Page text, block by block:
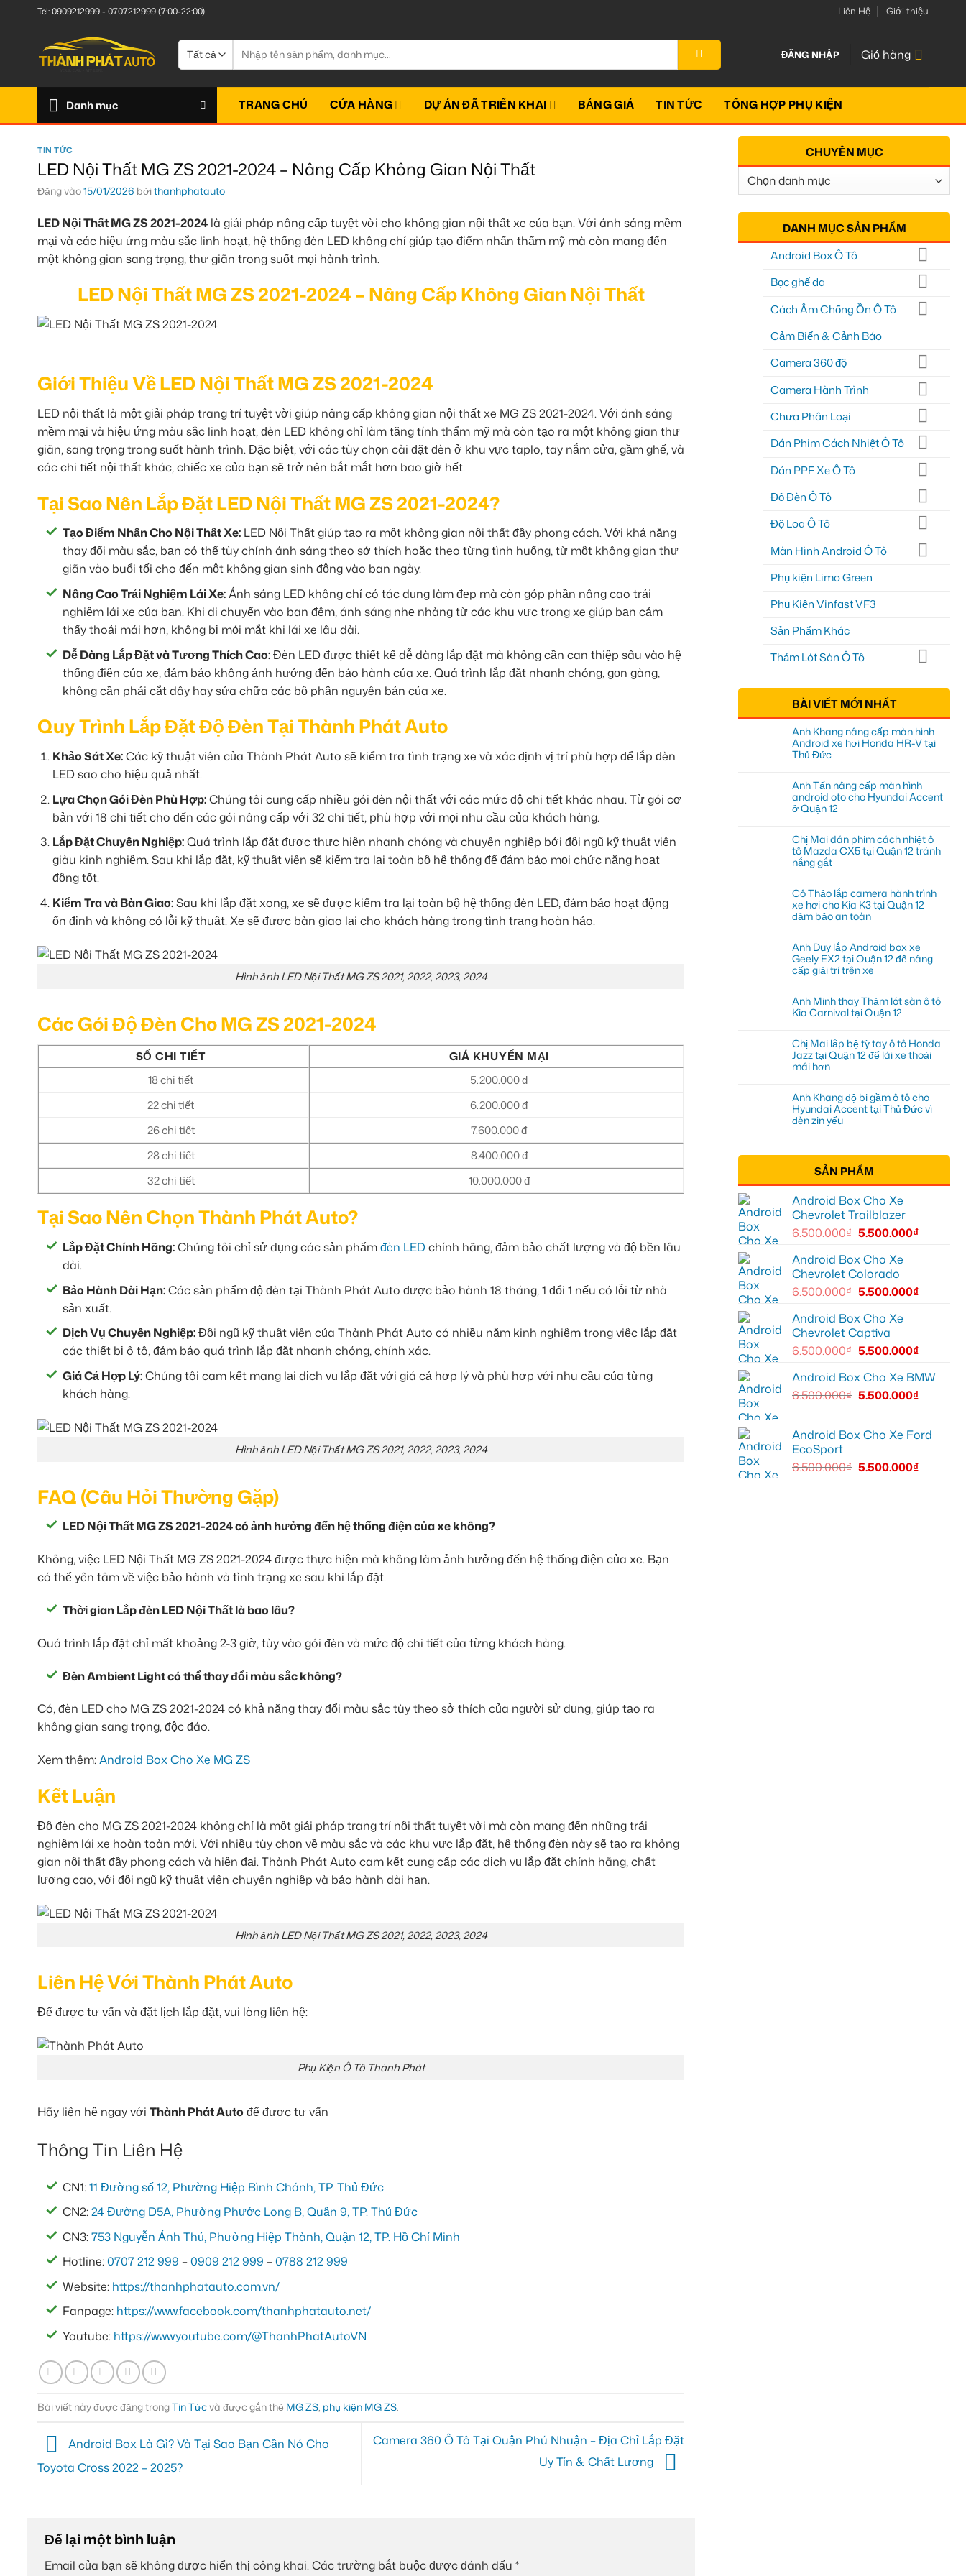
Tel:0909212999- 0707212999(7:00-22:00) Liên Hệ Giới thiệu
kiếm:
ĐĂNG NHẬP Giỏ hàng
Danh mục TRANG CHỦ CỬA HÀNG DỰ ÁN ĐÃ TRIỂN KHAI BẢNG GIÁ TIN TỨC TỔNG HỢP PHỤ KIỆN
TIN TỨC
LED Nội Thất MG ZS 2021-2024 – Nâng Cấp Không Gian Nội Thất
Đăng vào15/01/2026 bởithanhphatauto
LED Nội Thất MG ZS 2021-2024 là giải pháp nâng cấp tuyệt vời cho không gian nội thất xe của bạn. Với ánh sáng mềm
mại và các hiệu ứng màu sắc linh hoạt, hệ thống đèn LED không chỉ giúp tạo điểm nhấn thẩm mỹ mà còn mang đến
một không gian sang trọng, thư giãn trong suốt mọi hành trình.
LED Nội Thất MG ZS 2021-2024 – Nâng Cấp Không Gian Nội Thất
Giới Thiệu Về LED Nội Thất MG ZS 2021-2024
LED nội thất là một giải pháp trang trí tuyệt vời giúp nâng cấp không gian nội thất xe MG ZS 2021-2024. Với ánh sáng
mềm mại và hiệu ứng màu sắc linh hoạt, đèn LED không chỉ làm tăng tính thẩm mỹ mà còn tạo ra một không gian thư
giãn, sang trọng trong suốt hành trình. Đặc biệt, với các tùy chọn cài đặt đèn ở khu vực taplo, tay nắm cửa, gầm ghế, và
các chi tiết nội thất khác, chiếc xe của bạn sẽ trở nên bắt mắt hơn bao giờ hết.
Tại Sao Nên Lắp Đặt LED Nội Thất MG ZS 2021-2024?
Tạo Điểm Nhấn Cho Nội Thất Xe: LED Nội Thất giúp tạo ra một không gian nội thất đầy phong cách. Với khả năng
thay đổi màu sắc, bạn có thể tùy chỉnh ánh sáng theo sở thích hoặc theo từng tình huống, từ một không gian thư
giãn vào buổi tối cho đến một không gian sinh động vào ban ngày.
Nâng Cao Trải Nghiệm Lái Xe:Ánh sáng LED không chỉ có tác dụng làm đẹp mà còn góp phần nâng cao trải
nghiệm lái xe của bạn. Khi di chuyển vào ban đêm, ánh sáng nhẹ nhàng từ các khu vực trong xe giúp bạn cảm
thấy thoải mái hơn, không bị mỏi mắt khi lái xe lâu dài.
Dễ Dàng Lắp Đặt và Tương Thích Cao:Đèn LED được thiết kế dễ dàng lắp đặt mà không cần can thiệp sâu vào hệ
thống điện của xe, đảm bảo không ảnh hưởng đến bảo hành của xe. Quá trình lắp đặt nhanh chóng, gọn gàng,
không cần phải cắt dây hay sửa chữa các bộ phận nguyên bản của xe.
Quy Trình Lắp Đặt Độ Đèn Tại Thành Phát Auto
Khảo Sát Xe:Các kỹ thuật viên của Thành Phát Auto sẽ kiểm tra tình trạng xe và xác định vị trí phù hợp để lắp đèn
LED sao cho hiệu quả nhất.
Lựa Chọn Gói Đèn Phù Hợp:Chúng tôi cung cấp nhiều gói đèn nội thất với các mức độ chi tiết khác nhau. Từ gói cơ
bản với 18 chi tiết cho đến các gói nâng cấp với 32 chi tiết, phù hợp với mọi nhu cầu của khách hàng.
Lắp Đặt Chuyên Nghiệp:Quá trình lắp đặt được thực hiện nhanh chóng và chuyên nghiệp bởi đội ngũ kỹ thuật viên
giàu kinh nghiệm. Sau khi lắp đặt, kỹ thuật viên sẽ kiểm tra lại toàn bộ hệ thống để đảm bảo mọi chức năng hoạt
động tốt.
Kiểm Tra và Bàn Giao:Sau khi lắp đặt xong, xe sẽ được kiểm tra lại toàn bộ hệ thống đèn LED, đảm bảo hoạt động
ổn định và không có lỗi kỹ thuật. Xe sẽ được bàn giao lại cho khách hàng trong tình trạng hoàn hảo.
Hình ảnh LED Nội Thất MG ZS 2021, 2022, 2023, 2024
Các Gói Độ Đèn Cho MG ZS 2021-2024
SỐ CHI TIẾT
GIÁ KHUYẾN MẠI
18 chi tiết
5.200.000 đ
22 chi tiết
6.200.000 đ
26 chi tiết
7.600.000 đ
28 chi tiết
8.400.000 đ
32 chi tiết
10.000.000 đ
Tại Sao Nên Chọn Thành Phát Auto?
Lắp Đặt Chính Hãng:Chúng tôi chỉ sử dụng các sản phẩmđèn LEDchính hãng, đảm bảo chất lượng và độ bền lâu
dài.
Bảo Hành Dài Hạn:Các sản phẩm độ đèn tại Thành Phát Auto được bảo hành 18 tháng, 1 đổi 1 nếu có lỗi từ nhà
sản xuất.
Dịch Vụ Chuyên Nghiệp:Đội ngũ kỹ thuật viên của Thành Phát Auto có nhiều năm kinh nghiệm trong việc lắp đặt
các thiết bị ô tô, đảm bảo quá trình lắp đặt nhanh chóng, chính xác.
Giá Cả Hợp Lý:Chúng tôi cam kết mang lại dịch vụ lắp đặt với giá cả hợp lý và phù hợp với nhu cầu của từng
khách hàng.
Hình ảnh LED Nội Thất MG ZS 2021, 2022, 2023, 2024
FAQ (Câu Hỏi Thường Gặp)
LED Nội Thất MG ZS 2021-2024 có ảnh hưởng đến hệ thống điện của xe không?
Không, việc LED Nội Thất MG ZS 2021-2024 được thực hiện mà không làm ảnh hưởng đến hệ thống điện của xe. Bạn
có thể yên tâm về việc bảo hành và tình trạng xe sau khi lắp đặt.
Thời gian Lắp đèn LED Nội Thất là bao lâu?
Quá trình lắp đặt chỉ mất khoảng 2-3 giờ, tùy vào gói đèn và mức độ chi tiết của từng khách hàng.
Đèn Ambient Light có thể thay đổi màu sắc không?
Có, đèn LED cho MG ZS 2021-2024 có khả năng thay đổi màu sắc tùy theo sở thích của người sử dụng, giúp tạo ra
không gian sang trọng, độc đáo.
Xem thêm:Android Box Cho Xe MG ZS
Kết Luận
Độ đèn cho MG ZS 2021-2024 không chỉ là một giải pháp trang trí nội thất tuyệt vời mà còn mang đến những trải
nghiệm lái xe hoàn toàn mới. Với nhiều tùy chọn về màu sắc và các khu vực lắp đặt, hệ thống đèn này sẽ tạo ra không
gian nội thất đầy phong cách và hiện đại. Thành Phát Auto cam kết cung cấp các dịch vụ lắp đặt chính hãng, chất
lượng cao, với đội ngũ kỹ thuật viên chuyên nghiệp và bảo hành dài hạn.
Hình ảnh LED Nội Thất MG ZS 2021, 2022, 2023, 2024
Liên Hệ Với Thành Phát Auto
Để được tư vấn và đặt lịch lắp đặt, vui lòng liên hệ:
Phụ Kiện Ô Tô Thành Phát
Hãy liên hệ ngay với Thành Phát Auto để được tư vấn
Thông Tin Liên Hệ
CN1:11 Đường số 12, Phường Hiệp Bình Chánh, TP. Thủ Đức
CN2:24 Đường D5A, Phường Phước Long B, Quận 9, TP. Thủ Đức
CN3:753 Nguyễn Ảnh Thủ, Phường Hiệp Thành, Quận 12, TP. Hồ Chí Minh
Hotline:0707 212 999 –0909 212 999 –0788 212 999
Website: https://thanhphatauto.com.vn/
Fanpage: https://www.facebook.com/thanhphatauto.net/
Youtube: https://www.youtube.com/@ThanhPhatAutoVN
Bài viết này được đăng trongTin Tứcvà được gắn thẻ MG ZS, phụ kiện MG ZS.
Android Box Là Gì? Và Tại Sao Bạn Cần Nó Cho
Toyota Cross 2022 – 2025?
Camera 360 Ô Tô Tại Quận Phú Nhuận – Địa Chỉ Lắp Đặt
Uy Tín & Chất Lượng
Để lại một bình luận
Email của bạn sẽ không được hiển thị công khai.Các trường bắt buộc được đánh dấu *
CHUYÊN MỤC
Chuyên
Mục
DANH MỤC SẢN PHẨM
Android Box Ô Tô
Bọc ghế da
Cách Âm Chống Ồn Ô Tô
Cảm Biến & Cảnh Báo
Camera 360 độ
Camera Hành Trình
Chưa Phân Loại
Dán Phim Cách Nhiệt Ô Tô
Dán PPF Xe Ô Tô
Độ Đèn Ô Tô
Độ Loa Ô Tô
Màn Hình Android Ô Tô
Phụ kiện Limo Green
Phụ Kiện Vinfast VF3
Sản Phẩm Khác
Thảm Lót Sàn Ô Tô
BÀI VIẾT MỚI NHẤT
Anh Khang nâng cấp màn hình
Android xe hơi Honda HR-V tại
Thủ Đức
Anh Tấn nâng cấp màn hình
android oto cho Hyundai Accent
ở Quận 12
Chị Mai dán phim cách nhiệt ô
tô Mazda CX5 tại Quận 12 tránh
nắng gắt
Cô Thảo lắp camera hành trình
xe hơi cho Kia K3 tại Quận 12
đảm bảo an toàn
Anh Duy lắp Android box xe
Geely EX2 tại Quận 12 để nâng
cấp giải trí trên xe
Anh Minh thay Thảm lót sàn ô tô
Kia Carnival tại Quận 12
Chị Mai lắp bệ tỳ tay ô tô Honda
Jazz tại Quận 12 để lái xe thoải
mái hơn
Anh Khang độ bi gầm ô tô cho
Hyundai Accent tại Thủ Đức vì
đèn zin yếu
SẢN PHẨM
Android Box Cho Xe
Chevrolet Trailblazer
6.500.000₫ 5.500.000₫
Android Box Cho Xe
Chevrolet Colorado
6.500.000₫ 5.500.000₫
Android Box Cho Xe
Chevrolet Captiva
6.500.000₫ 5.500.000₫
Android Box Cho Xe BMW
6.500.000₫ 5.500.000₫
Android Box Cho Xe Ford
EcoSport
6.500.000₫ 5.500.000₫